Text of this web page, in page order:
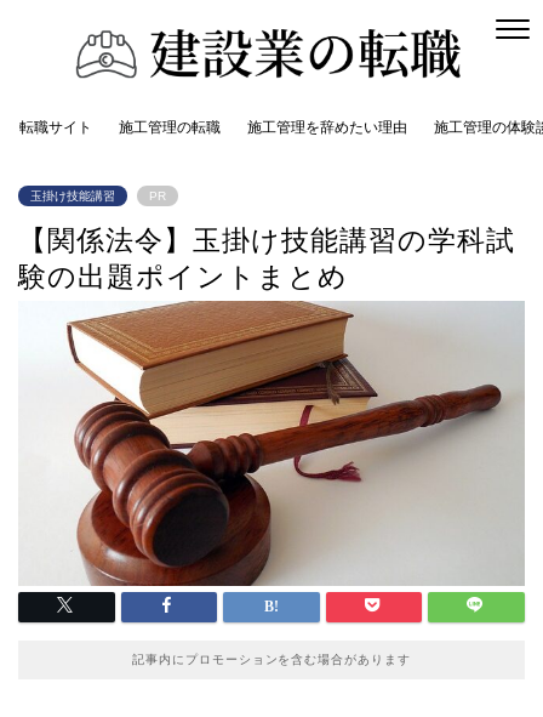
転職サイト 施工管理の転職 施工管理を辞めたい理由 施工管理の体験
玉掛け技能講習 PR
【関係法令】玉掛け技能講習の学科試
験の出題ポイントまとめ
記事内にプロモーションを含む場合があります